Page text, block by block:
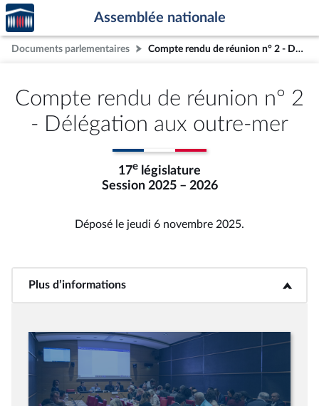
Aller au contenu
Aller en bas de la page
Accèder
à la
page
d'accueil
Assemblée nationale
Documents parlementaires Compte rendu de réunion n° 2 - Délégation aux outre-mer
Compte rendu de réunion n° 2
- Délégation aux outre-mer
17e législature
Session 2025 – 2026
Déposé le jeudi 6 novembre 2025.
Plus d’informations<b>Plus d’informations</b>